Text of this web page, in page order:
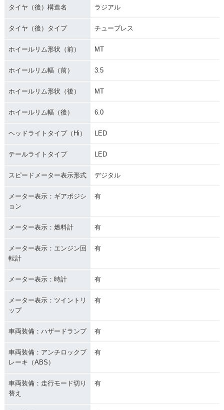
タイヤ（後）構造名 ラジアル
タイヤ（後）タイプ チューブレス
ホイールリム形状（前） MT
ホイールリム幅（前） 3.5
ホイールリム形状（後） MT
ホイールリム幅（後） 6.0
ヘッドライトタイプ（Hi） LED
テールライトタイプ LED
スピードメーター表示形式 デジタル
メーター表示：ギアポジシ
ョン
有
メーター表示：燃料計 有
メーター表示：エンジン回
転計
有
メーター表示：時計 有
メーター表示：ツイントリ
ップ
有
車両装備：ハザードランプ 有
車両装備：アンチロックブ
レーキ（ABS）
有
車両装備：走行モード切り
替え
有